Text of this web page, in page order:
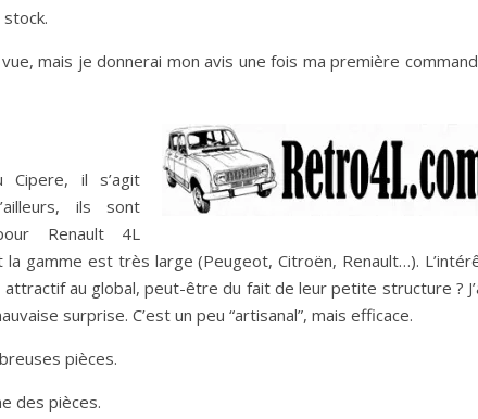
mais je donnerai mon avis une fois ma première
Cipere, il s’agit
ils sont
Renault 4L
gamme est très large (Peugeot, Citroën, Renault…).
au global, peut-être du fait de leur petite structure ?
surprise. C’est un peu “artisanal”, mais efficace.
pièces.
des pièces.